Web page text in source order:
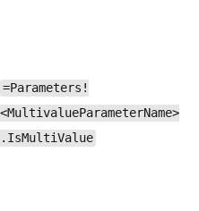
=Parameters!
<MultivalueParameterName>
.IsMultiValue